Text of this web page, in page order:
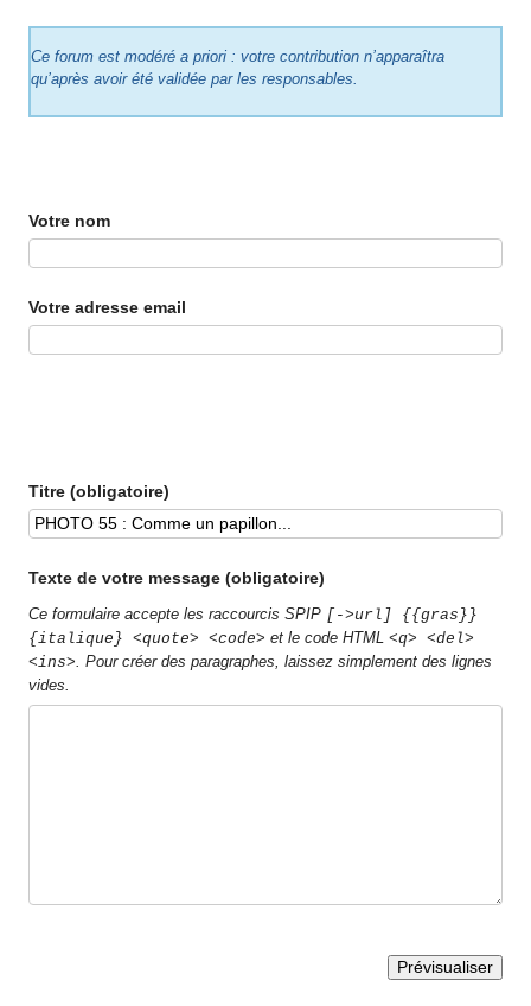
Ce forum est modéré a priori : votre contribution n’apparaîtra
qu’après avoir été validée par les responsables.
Votre nom
Votre adresse email
Titre (obligatoire)
Texte de votre message (obligatoire)
Ce formulaire accepte les raccourcis SPIP [->url] {{gras}}
{italique} <quote> <code> et le code HTML<q> <del>
<ins>. Pour créer des paragraphes, laissez simplement des lignes
vides.